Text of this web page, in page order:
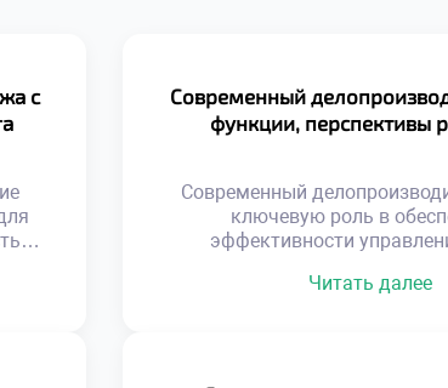
с
Современный
функции, перспективы
Современный
ключевую роль в
эффективности
трансформировалась из
Читать далее